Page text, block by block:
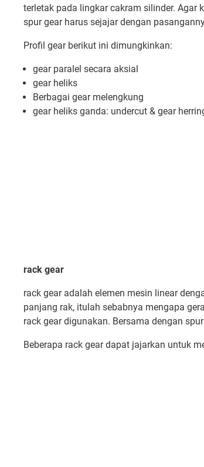
terletak pada lingkar cakram silinder. Agar
spur gear harus sejajar dengan
Profil gear berikut ini dimungkinkan:
gear paralel secara aksial
gear heliks
Berbagai gear melengkung
gear heliks ganda: undercut & gear
rack gear
rack gear adalah elemen mesin linear
panjang rak, itulah sebabnya mengapa
rack gear digunakan. Bersama dengan
Beberapa rack gear dapat jajarkan untuk